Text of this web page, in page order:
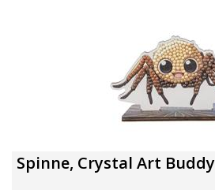
Spinne, Crystal Art Buddy